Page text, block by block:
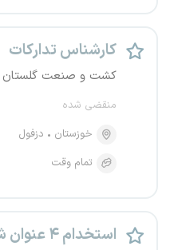
کارشناس تدارکات
کشت و صنعت گلستان
منقضی شده
خوزستان
دزفول
تمام وقت
استخدام ۴ عنوان شغلی